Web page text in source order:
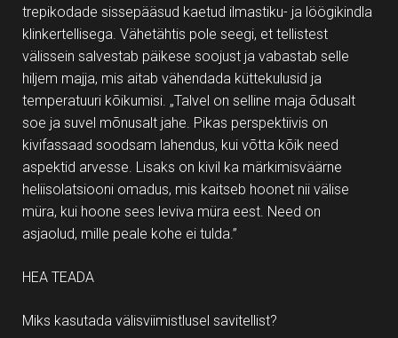
trepikodade sissepääsud kaetud ilmastiku- ja löögikindla
klinkertellisega. Vähetähtis pole seegi, et tellistest
välissein salvestab päikese soojust ja vabastab selle
hiljem majja, mis aitab vähendada küttekulusid ja
temperatuuri kõikumisi. „Talvel on selline maja õdusalt
soe ja suvel mõnusalt jahe. Pikas perspektiivis on
kivifassaad soodsam lahendus, kui võtta kõik need
aspektid arvesse. Lisaks on kivil ka märkimisväärne
heliisolatsiooni omadus, mis kaitseb hoonet nii välise
müra, kui hoone sees leviva müra eest. Need on
asjaolud, mille peale kohe ei tulda.”
HEA TEADA
Miks kasutada välisviimistlusel savitellist?